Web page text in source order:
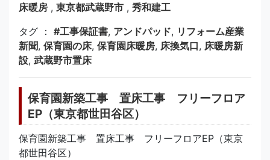
床暖房 , 東京都武蔵野市 , 秀和建工
タグ ： #工事保証書, アンドパッド, リフォーム産業
新聞, 保育園の床, 保育園床暖房, 床換気口, 床暖房新
設, 武蔵野市置床
保育園新築工事 置床工事 フリーフロア
EP（東京都世田谷区）
保育園新築工事 置床工事 フリーフロアEP（東京
都世田谷区）